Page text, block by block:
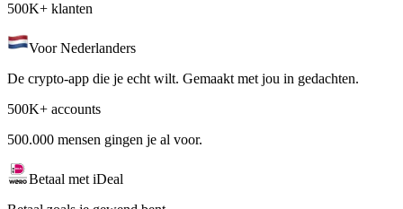
500K+ klanten
Voor Nederlanders
De crypto-app die je echt wilt. Gemaakt met jou in gedachten.
500K+ accounts
500.000 mensen gingen je al voor.
Betaal met iDeal